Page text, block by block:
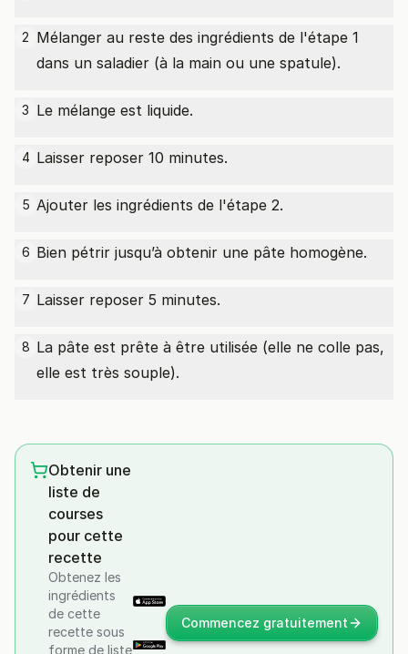
2 Mélanger au reste des ingrédients de l'étape 1
dans un saladier (à la main ou une spatule).
3 Le mélange est liquide.
4 Laisser reposer 10 minutes.
5 Ajouter les ingrédients de l'étape 2.
6 Bien pétrir jusqu’à obtenir une pâte homogène.
7 Laisser reposer 5 minutes.
8 La pâte est prête à être utilisée (elle ne colle pas,
elle est très souple).
Obtenir une
liste de
courses
pour cette
recette
Obtenez les
ingrédients
de cette
recette sous
forme de liste
Commencez gratuitement